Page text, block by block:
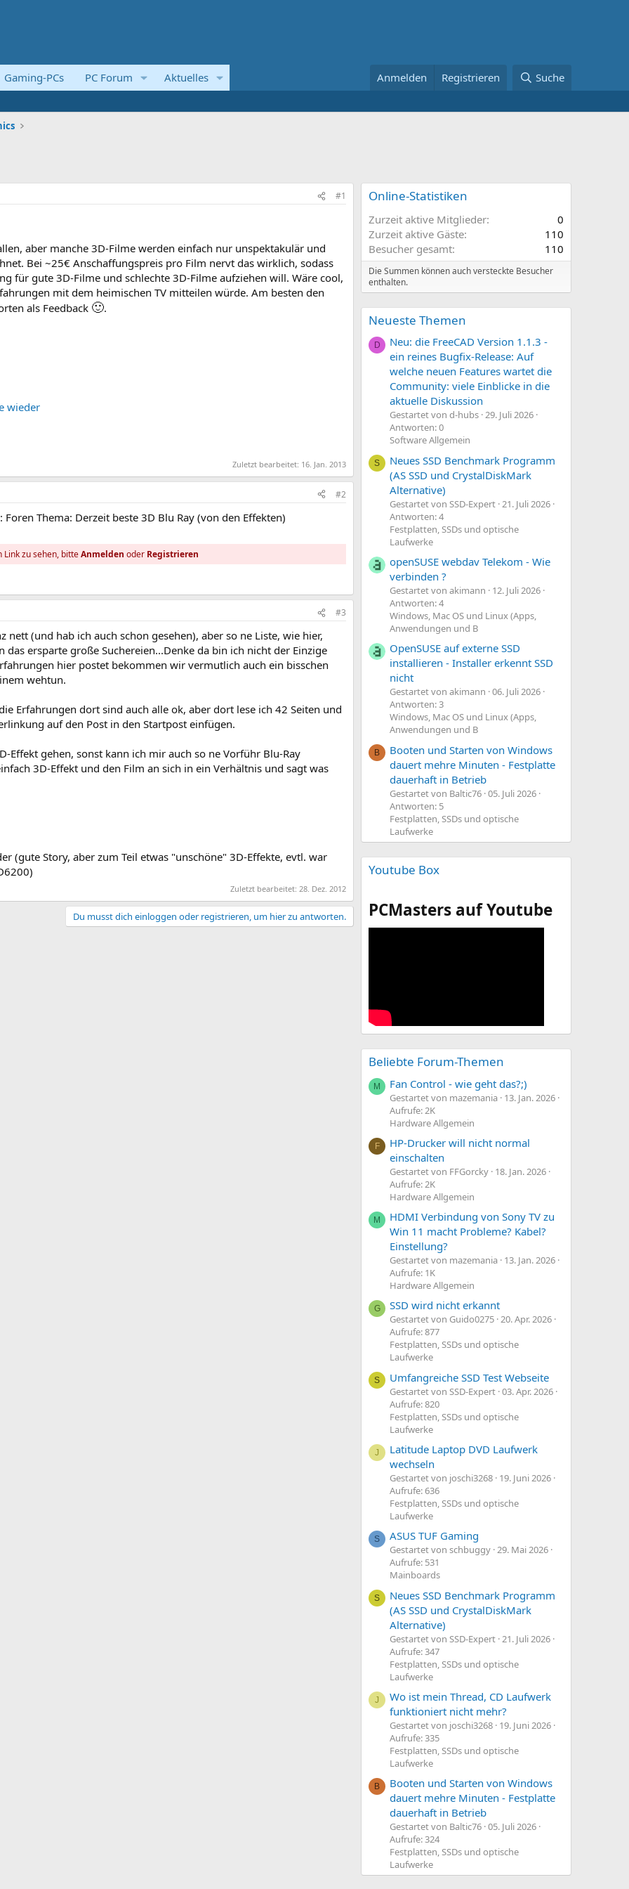
Gaming-PCs PC Forum Aktuelles Anmelden Registrieren Suche
#1
aber manche 3D-Filme werden einfach nur unspektakulär und
Bei ~25€ Anschaffungspreis pro Film nervt das wirklich, sodass
für gute 3D-Filme und schlechte 3D-Filme aufziehen will. Wäre cool,
mit dem heimischen TV mitteilen würde. Am besten den
als Feedback 🙂.
wieder
Zuletzt bearbeitet: 16. Jan. 2013
#2
Thema: Derzeit beste 3D Blu Ray (von den Effekten)
Link zu sehen, bitteAnmelden oder Registrieren
#3
nett (und hab ich auch schon gesehen), aber so ne Liste, wie hier,
ersparte große Suchereien...Denke da bin ich nicht der Einzige
hier postet bekommen wir vermutlich auch ein bisschen
wehtun.
Erfahrungen dort sind auch alle ok, aber dort lese ich 42 Seiten und
auf den Post in den Startpost einfügen.
Effekt gehen, sonst kann ich mir auch so ne Vorführ Blu-Ray
3D-Effekt und den Film an sich in ein Verhältnis und sagt was
(gute Story, aber zum Teil etwas "unschöne" 3D-Effekte, evtl. war
Zuletzt bearbeitet: 28. Dez. 2012
Du musst dich einloggen oder registrieren, um hier zu antworten.
Online-Statistiken
Zurzeit aktive Mitglieder
0
Zurzeit aktive Gäste
110
Besucher gesamt
110
Die Summen können auch versteckte Besucher
enthalten.
Neueste Themen
D
Neu: die FreeCAD Version 1.1.3 -
ein reines Bugfix-Release: Auf
welche neuen Features wartet die
Community: viele Einblicke in die
aktuelle Diskussion
Gestartet von d-hubs 29. Juli 2026
Antworten: 0
Software Allgemein
S
Neues SSD Benchmark Programm
(AS SSD und CrystalDiskMark
Alternative)
Gestartet von SSD-Expert 21. Juli 2026
Antworten: 4
Festplatten, SSDs und optische
Laufwerke
openSUSE webdav Telekom - Wie
verbinden ?
Gestartet von akimann
12. Juli 2026
Antworten: 4
Windows, Mac OS und Linux (Apps,
Anwendungen und B
OpenSUSE auf externe SSD
installieren - Installer erkennt SSD
nicht
Gestartet von akimann 06. Juli 2026
Antworten: 3
Windows, Mac OS und Linux (Apps,
Anwendungen und B
B
Booten und Starten von Windows
dauert mehre Minuten - Festplatte
dauerhaft in Betrieb
Gestartet von Baltic76 05. Juli 2026
Antworten: 5
Festplatten, SSDs und optische
Laufwerke
Youtube Box
PCMasters auf Youtube
Beliebte Forum-Themen
M Fan Control - wie geht das?;)
Gestartet von mazemania 13. Jan. 2026
Aufrufe: 2K
Hardware Allgemein
F
HP-Drucker will nicht normal
einschalten
Gestartet von FFGorcky 18. Jan. 2026
Aufrufe: 2K
Hardware Allgemein
M
HDMI Verbindung von Sony TV zu
Win 11 macht Probleme? Kabel?
Einstellung?
Gestartet von mazemania 13. Jan. 2026
Aufrufe: 1K
Hardware Allgemein
G SSD wird nicht erkannt
Gestartet von Guido0275 20. Apr. 2026
Aufrufe: 877
Festplatten, SSDs und optische
Laufwerke
S Umfangreiche SSD Test Webseite
Gestartet von SSD-Expert 03. Apr. 2026
Aufrufe: 820
Festplatten, SSDs und optische
Laufwerke
J
Latitude Laptop DVD Laufwerk
wechseln
Gestartet von joschi3268 19. Juni 2026
Aufrufe: 636
Festplatten, SSDs und optische
Laufwerke
S ASUS TUF Gaming
Gestartet von schbuggy 29. Mai 2026
Aufrufe: 531
Mainboards
S
Neues SSD Benchmark Programm
(AS SSD und CrystalDiskMark
Alternative)
Gestartet von SSD-Expert 21. Juli 2026
Aufrufe: 347
Festplatten, SSDs und optische
Laufwerke
J
Wo ist mein Thread, CD Laufwerk
funktioniert nicht mehr?
Gestartet von joschi3268 19. Juni 2026
Aufrufe: 335
Festplatten, SSDs und optische
Laufwerke
B
Booten und Starten von Windows
dauert mehre Minuten - Festplatte
dauerhaft in Betrieb
Gestartet von Baltic76 05. Juli 2026
Aufrufe: 324
Festplatten, SSDs und optische
Laufwerke